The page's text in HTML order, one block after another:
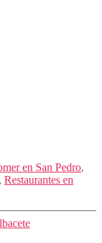
en San Pedro,
, Restaurantes en